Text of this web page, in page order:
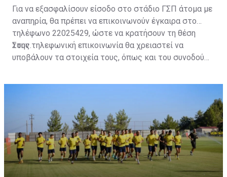
Για να εξασφαλίσουν είσοδο στο στάδιο ΓΣΠ άτομα με
αναπηρία, θα πρέπει να επικοινωνούν έγκαιρα στο
τηλέφωνο 22025429, ώστε να κρατήσουν τη θέση
τους.
Στην τηλεφωνική επικοινωνία θα χρειαστεί να
υποβάλουν τα στοιχεία τους, όπως και του συνοδού